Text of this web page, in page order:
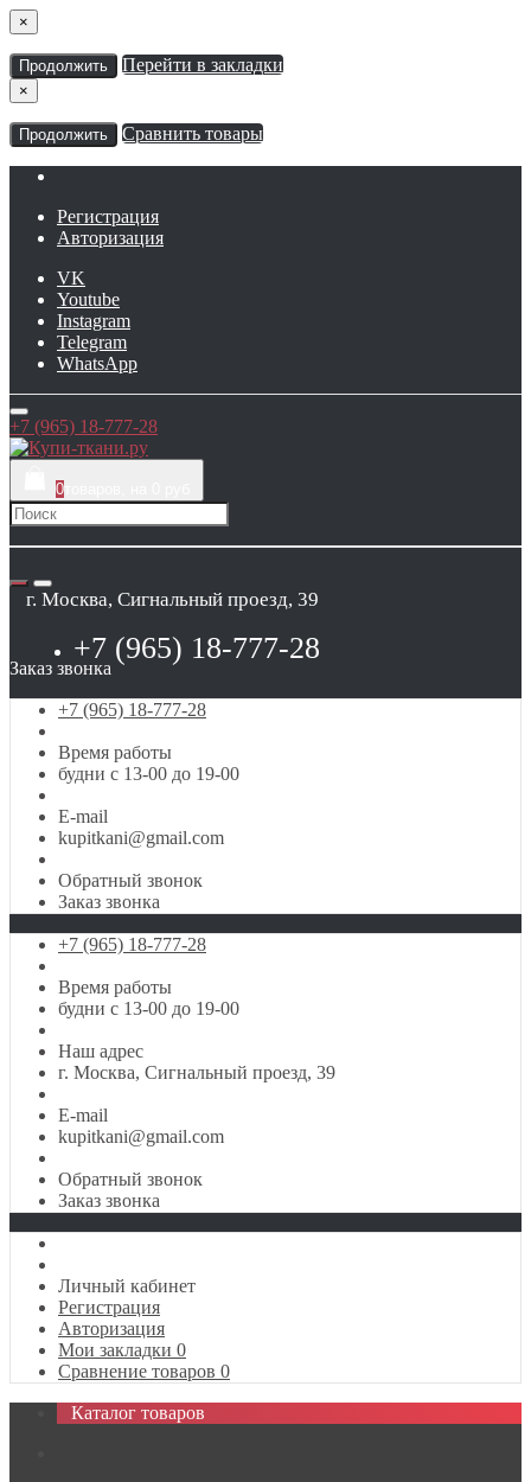
×
Продолжить Перейти в закладки
×
Продолжить Сравнить товары
Регистрация
Авторизация
VK
Youtube
Instagram
Telegram
WhatsApp
+7 (965) 18-777-28
0
г. Москва, Сигнальный проезд, 39
+7 (965) 18-777-28
Заказ звонка
+7 (965) 18-777-28
Время работы
будни с 13-00 до 19-00
E-mail
kupitkani@gmail.com
Обратный звонок
Заказ звонка
+7 (965) 18-777-28
Время работы
будни с 13-00 до 19-00
Наш адрес
г. Москва, Сигнальный проезд, 39
E-mail
kupitkani@gmail.com
Обратный звонок
Заказ звонка
Личный кабинет
Регистрация
Авторизация
Мои закладки 0
Сравнение товаров 0
Каталог товаров